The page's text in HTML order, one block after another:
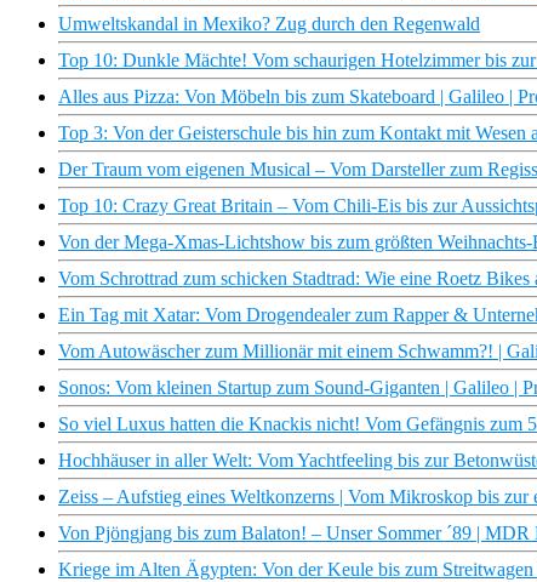
Umweltskandal in Mexiko? Zug durch den Regenwald
Top 10: Dunkle Mächte! Vom schaurigen Hotelzimmer bis
Alles aus Pizza: Von Möbeln bis zum Skateboard | Galileo |
Top 3: Von der Geisterschule bis hin zum Kontakt mit Wesen
Der Traum vom eigenen Musical – Vom Darsteller zum
Top 10: Crazy Great Britain – Vom Chili-Eis bis zur
Von der Mega-Xmas-Lichtshow bis zum größten
Vom Schrottrad zum schicken Stadtrad: Wie eine Roetz
Ein Tag mit Xatar: Vom Drogendealer zum Rapper &
Vom Autowäscher zum Millionär mit einem Schwamm?! |
Sonos: Vom kleinen Startup zum Sound-Giganten | Galileo |
So viel Luxus hatten die Knackis nicht! Vom Gefängnis zum
Hochhäuser in aller Welt: Vom Yachtfeeling bis zur
Zeiss – Aufstieg eines Weltkonzerns | Vom Mikroskop bis
Von Pjöngjang bis zum Balaton! – Unser Sommer ´89 |
Kriege im Alten Ägypten: Von der Keule bis zum